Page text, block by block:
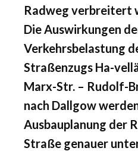
Radweg verbreitert
Die Auswirkungen
Verkehrsbelastung
Straßenzugs Ha-
Marx-Str. – Rudolf-
nach Dallgow
Ausbauplanung der
Straße genauer